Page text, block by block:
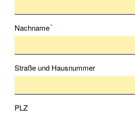
Wir
Pflichtfeld
Nachname*
Straße und Hausnummer
PLZ